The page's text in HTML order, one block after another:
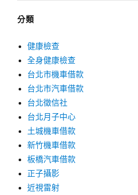
分類
健康檢查
全身健康檢查
台北市機車借款
台北市汽車借款
台北徵信社
台北月子中心
土城機車借款
新竹機車借款
板橋汽車借款
正子攝影
近視雷射